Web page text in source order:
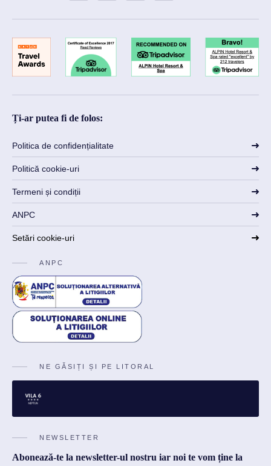
Ți-ar putea fi de folos:
Politica de confidențialitate
Politică cookie-uri
Termeni și condiții
ANPC
Setări cookie-uri
ANPC
NE GĂSIȚI ȘI PE LITORAL
NEWSLETTER
Abonează-te la newsletter-ul nostru iar noi te vom ține la